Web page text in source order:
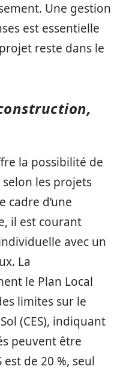
Une gestion
est essentielle
reste dans le
la possibilité de
les projets
cadre d’une
il est courant
avec un
La
le Plan Local
limites sur le
(CES), indiquant
peuvent être
est de 20 %, seul